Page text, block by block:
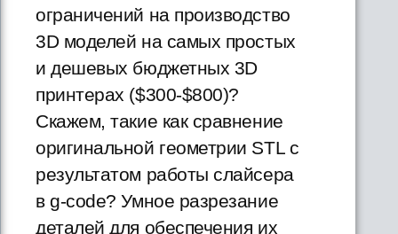
ограничений на производство
3D моделей на самых простых
и дешевых бюджетных 3D
принтерах ($300-$800)?
Скажем, такие как сравнение
оригинальной геометрии STL с
результатом работы слайсера
в g-code? Умное разрезание
деталей для обеспечения их